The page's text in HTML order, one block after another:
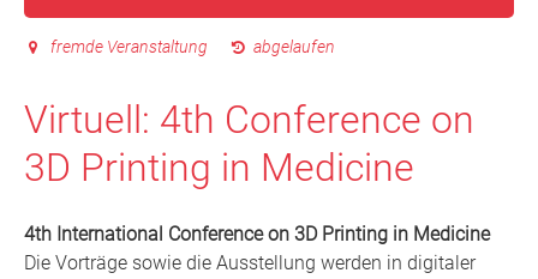
fremde Veranstaltung abgelaufen
Virtuell: 4th Conference on
3D Printing in Medicine
4th International Conference on 3D Printing in Medicine
Die Vorträge sowie die Ausstellung werden in digitaler